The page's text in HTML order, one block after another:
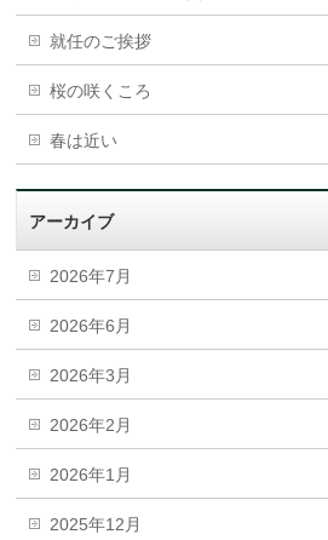
就任のご挨拶
桜の咲くころ
春は近い
アーカイブ
2026年7月
2026年6月
2026年3月
2026年2月
2026年1月
2025年12月